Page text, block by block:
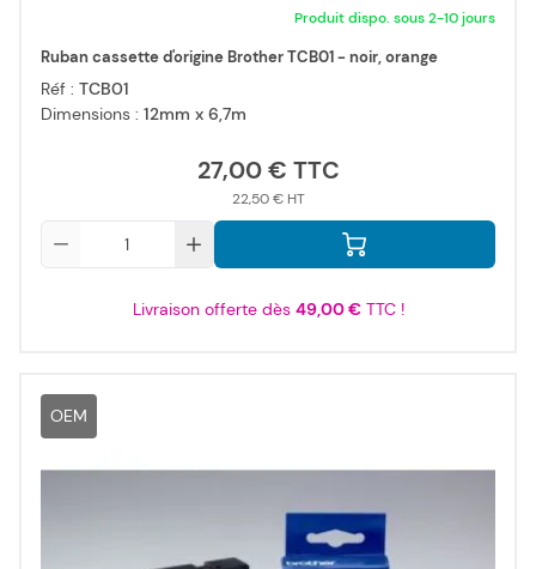
Produit dispo. sous 2-10 jours
Ruban cassette d'origine Brother TCB01 - noir, orange
Réf : TCB01
Dimensions : 12mm x 6,7m
27,00 €
22,50 €
Livraison offerte dès 49,00 €TTC !
OEM